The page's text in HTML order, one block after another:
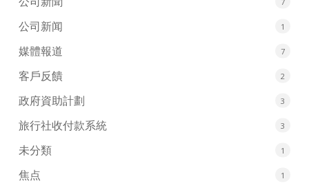
公司新闻 1
媒體報道 7
客戶反饋 2
政府資助計劃 3
旅行社收付款系統 3
未分類 1
焦点 1